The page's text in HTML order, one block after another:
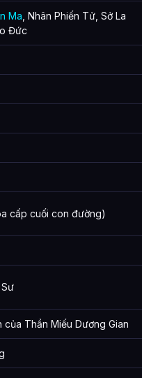
Ma , Nhân Phiến Tử, Sở La
Đức
cấp cuối con đường)
của Thần Miếu Dương Gian